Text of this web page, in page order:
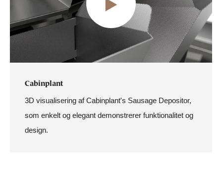
Cabinplant
3D visualisering af Cabinplant's Sausage Depositor,
som enkelt og elegant demonstrerer funktionalitet og
design.